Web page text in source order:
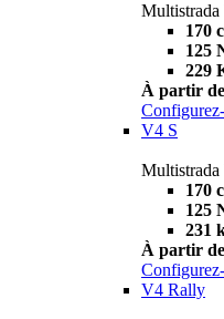
170
125
229
À partir de
V4 S
Multistrada
170
125
231
À partir de
V4 Rally